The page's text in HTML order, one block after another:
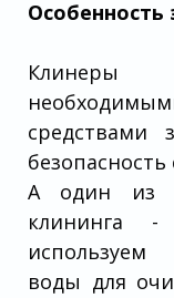
Особенность
Клинеры
средствами
А один из
клининга
воды для